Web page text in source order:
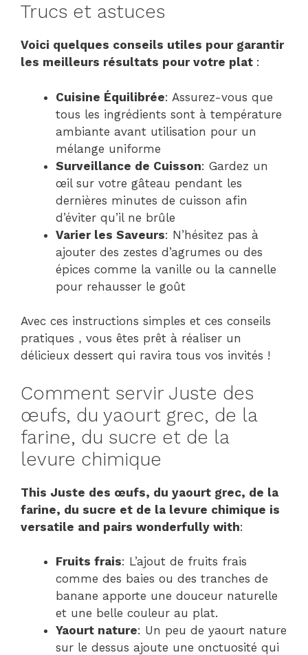
Trucs et astuces
Voici quelques conseils utiles pour garantir
les meilleurs résultats pour votre plat :
Cuisine Équilibrée: Assurez-vous que
tous les ingrédients sont à température
ambiante avant utilisation pour un
mélange uniforme
Surveillance de Cuisson: Gardez un
œil sur votre gâteau pendant les
dernières minutes de cuisson afin
d’éviter qu’il ne brûle
Varier les Saveurs: N’hésitez pas à
ajouter des zestes d’agrumes ou des
épices comme la vanille ou la cannelle
pour rehausser le goût
Avec ces instructions simples et ces conseils
pratiques，vous êtes prêt à réaliser un
délicieux dessert qui ravira tous vos invités !
Comment servir Juste des
œufs, du yaourt grec, de la
farine, du sucre et de la
levure chimique
This Juste des œufs, du yaourt grec, de la
farine, du sucre et de la levure chimique is
versatile and pairs wonderfully with:
Fruits frais: L’ajout de fruits frais
comme des baies ou des tranches de
banane apporte une douceur naturelle
et une belle couleur au plat.
Yaourt nature: Un peu de yaourt nature
sur le dessus ajoute une onctuosité qui